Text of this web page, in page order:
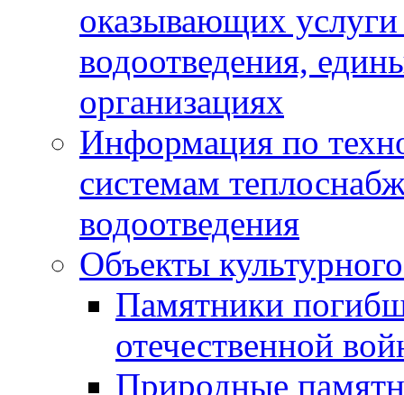
оказывающих
водоотведения,
организациях
Информация по
системам
водоотведения
Объекты
Памятники
отечественной
Природные